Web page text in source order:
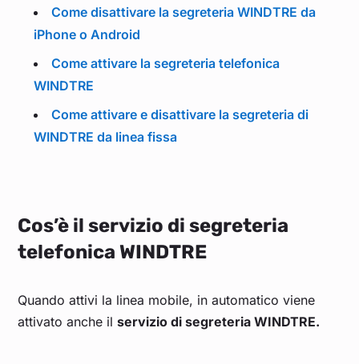
Come disattivare la segreteria WINDTRE da
iPhone o Android
Come attivare la segreteria telefonica
WINDTRE
Come attivare e disattivare la segreteria di
WINDTRE da linea fissa
Cos’è il servizio di segreteria
telefonica WINDTRE
Quando attivi la linea mobile, in automatico viene
attivato anche ilservizio di segreteria WINDTRE.